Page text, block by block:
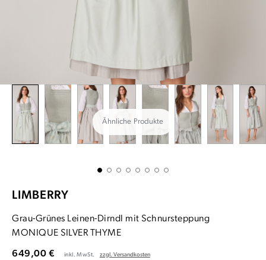
Ähnliche Produkte
LIMBERRY
Grau-Grünes Leinen-Dirndl mit Schnursteppung
MONIQUE SILVER THYME
649,00 € inkl. MwSt. zzgl. Versandkosten